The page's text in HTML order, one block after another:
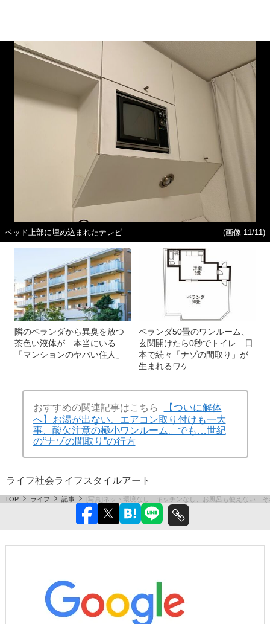
ベッド上部に埋め込まれたテレビ (画像 11/11)
隣のベランダから異臭を放つ
茶色い液体が…本当にいる
「マンションのヤバい住人」
ベランダ50畳のワンルーム、
玄関開けたら0秒でトイレ…日
本で続々「ナゾの間取り」が
生まれるワケ
おすすめの関連記事はこちら
【ついに解体
へ】お湯が出ない、エアコン取り付けも一大
事、酸欠注意の極小ワンルーム。でも…世紀
の“ナゾの間取り”の行方
ライフ社会ライフスタイルアート
TOP ライフ 記事 [写真]ネット環境なし、キッチンなし、お風呂も使えない…